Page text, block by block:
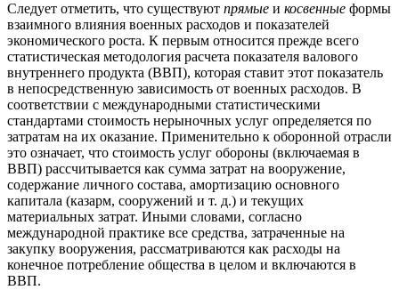
Следует отметить, что существуют прямые и косвенные формы
взаимного влияния военных расходов и показателей
экономического роста. К первым относится прежде всего
статистическая методология расчета показателя валового
внутреннего продукта (ВВП), которая ставит этот показатель
в непосредственную зависимость от военных расходов. В
соответствии с международными статистическими
стандартами стоимость нерыночных услуг определяется по
затратам на их оказание. Применительно к оборонной отрасли
это означает, что стоимость услуг обороны (включаемая в
ВВП) рассчитывается как сумма затрат на вооружение,
содержание личного состава, амортизацию основного
капитала (казарм, сооружений и т. д.) и текущих
материальных затрат. Иными словами, согласно
международной практике все средства, затраченные на
закупку вооружения, рассматриваются как расходы на
конечное потребление общества в целом и включаются в
ВВП.